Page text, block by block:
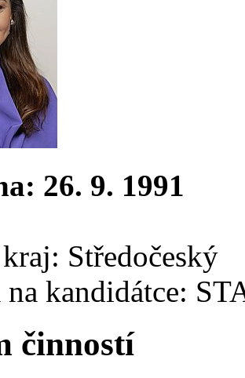
26. 9. 1991
Středočeský
kandidátce:
činností